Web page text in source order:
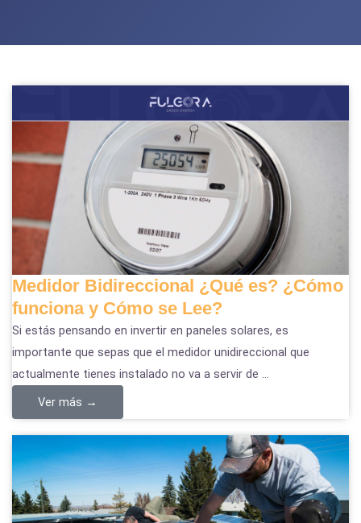
Medidor Bidireccional ¿Qué es? ¿Cómo
funciona y Cómo se Lee?
Si estás pensando en invertir en paneles solares, es
importante que sepas que el medidor unidireccional que
actualmente tienes instalado no va a servir de ...
Ver más →